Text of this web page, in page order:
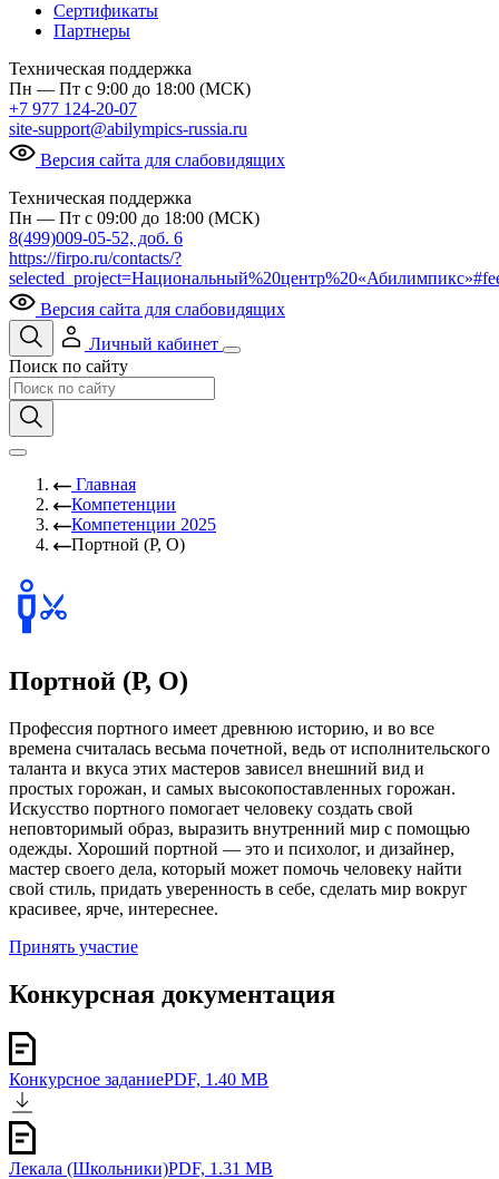
Сертификаты
Партнеры
Техническая поддержка
Пн — Пт с 9:00 до 18:00 (МСК)
+7 977 124-20-07
site-support@abilympics-russia.ru
Версия сайта для слабовидящих
Техническая поддержка
Пн — Пт с 09:00 до 18:00 (МСК)
8(499)009-05-52, доб. 6
https://firpo.ru/contacts/?
Версия сайта для слабовидящих
Личный кабинет
Поиск по сайту
Главная
Компетенции
Компетенции 2025
Портной (Р, О)
Портной (Р, О)
Профессия портного имеет древнюю историю, и во все
времена считалась весьма почетной, ведь от исполнительского
таланта и вкуса этих мастеров зависел внешний вид и
простых горожан, и самых высокопоставленных горожан.
Искусство портного помогает человеку создать свой
неповторимый образ, выразить внутренний мир с помощью
одежды. Хороший портной — это и психолог, и дизайнер,
мастер своего дела, который может помочь человеку найти
свой стиль, придать уверенность в себе, сделать мир вокруг
красивее, ярче, интереснее.
Принять участие
Конкурсная документация
Конкурсное заданиеPDF, 1.40 MB
Лекала (Школьники)PDF, 1.31 MB